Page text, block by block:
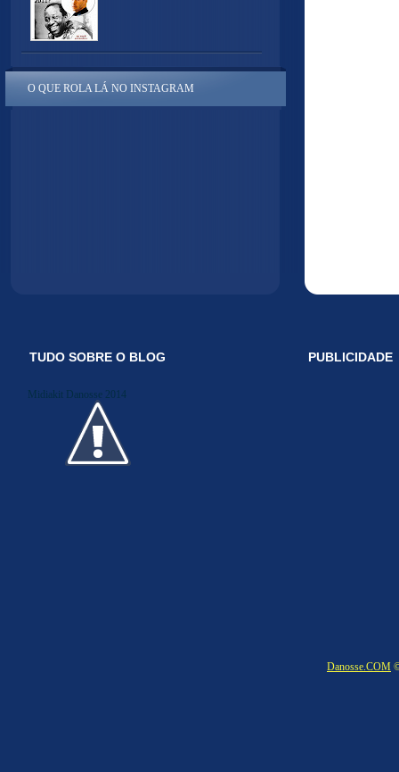
O QUE ROLA LÁ NO INSTAGRAM
TUDO SOBRE O BLOG
Midiakit Danosse 2014
PUBLICIDADE
Danosse.COM